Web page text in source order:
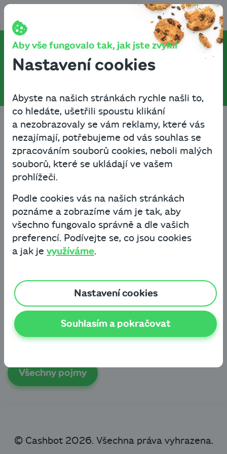
Přeskočit na obsah
Diskontování
Diskontování
Filtrovat podle písmena
A
Filtrovat podle písmena
B
Filtrovat podle písmena
C
Filtrovat podle písmena
D
Filtrovat podle
E
Filtrovat
F I
L M
Filtrovat podle písmena
Diskontování je postup, při kterém se
přepočítává hodnota budoucích příjmů
sazby. Diskontování tedy aplikuje obecně
platnou teorii časové hodnoty peněz, př. 100
korun dnes má větší hodnotu než 100 korun za
rok.
Všechny pojmy
© Cashbot 2026. Všechna práva vyhrazena.
Aby vše fungovalo tak, jak jste zvyklí
Nastavení cookies
Abyste na našich stránkách rychle našli to,
co hledáte, ušetřili spoustu klikání
a nezobrazovaly se vám reklamy, které vás
nezajímají, potřebujeme od vás souhlas se
zpracováním souborů cookies, neboli malých
souborů, které se ukládají ve vašem
prohlížeči.
Podle cookies vás na našich stránkách
poznáme a zobrazíme vám je tak, aby
všechno fungovalo správně a dle vašich
preferencí. Podívejte se, co jsou cookies
a jak je využíváme.
Nastavení cookies
Souhlasím a pokračovat